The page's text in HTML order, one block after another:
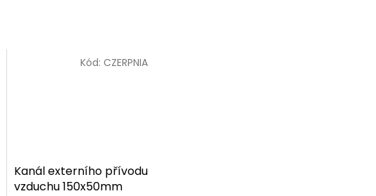
Kanál externího přívodu
vzduchu 150x50mm
Kód:CZERPNIA